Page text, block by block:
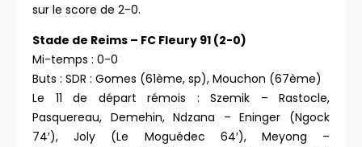
sur le score de 2-0.
Stade de Reims – FC Fleury 91 (2-0)
Mi-temps : 0-0
Buts : SDR : Gomes (61ème, sp), Mouchon (67ème)
Le 11 de départ rémois : Szemik – Rastocle,
Pasquereau, Demehin, Ndzana – Eninger (Ngock
74′), Joly (Le Moguédec 64′), Meyong –